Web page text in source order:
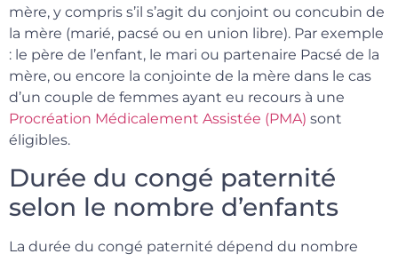
mère, y compris s’il s’agit du conjoint ou concubin de
la mère (marié, pacsé ou en union libre). Par exemple
: le père de l’enfant, le mari ou partenaire Pacsé de la
mère, ou encore la conjointe de la mère dans le cas
d’un couple de femmes ayant eu recours à une
Procréation Médicalement Assistée (PMA) sont
éligibles.
Durée du congé paternité
selon le nombre d’enfants
La durée du congé paternité dépend du nombre